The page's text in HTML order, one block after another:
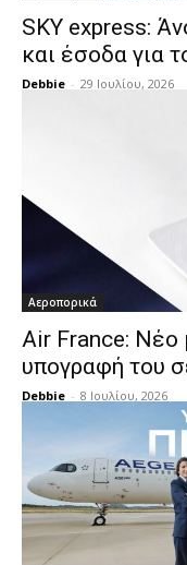
SKY express:
και έσοδα για
Debbie - 29 Ιουλίου, 2026
Αεροπορικά
Air France: Νέο
υπογραφή του
Debbie - 8 Ιουλίου, 2026